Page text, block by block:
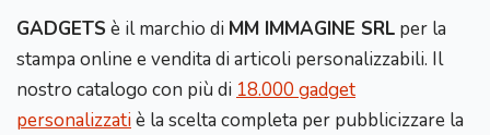
GADGETS è il marchio di MM IMMAGINE SRL per la
stampa online e vendita di articoli personalizzabili. Il
nostro catalogo con più di 18.000 gadget
personalizzatiè la scelta completa per pubblicizzare la